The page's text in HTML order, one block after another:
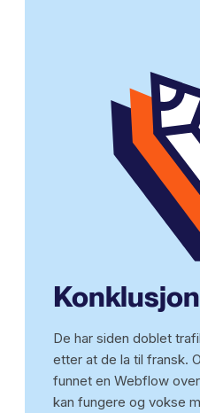
Konklusjon
De har siden doblet
etter at de la til fransk.
funnet en Webflow
kan fungere og vokse